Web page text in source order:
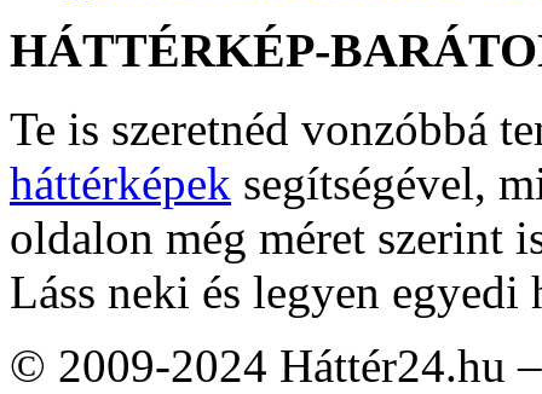
HÁTTÉRKÉP-
Te is szeretnéd vonzóbbá
háttérképek segítségével,
oldalon még méret szerint
Láss neki és legyen egyedi
© 2009-2024 Háttér24.hu